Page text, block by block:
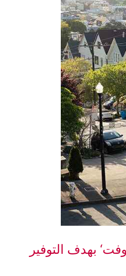
بهدف التوفير